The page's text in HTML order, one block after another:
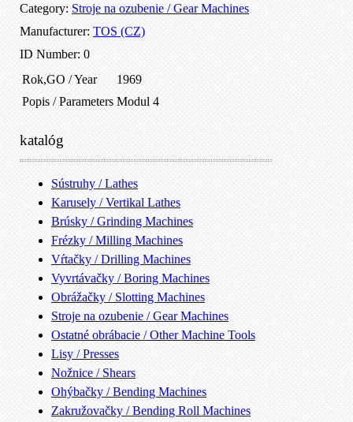
Category:Stroje na ozubenie / Gear Machines
Manufacturer: TOS (CZ)
ID Number:0
Rok,GO / Year
1969
Popis / Parameters Modul 4
katalóg
Sústruhy / Lathes
Karusely / Vertikal Lathes
Brúsky / Grinding Machines
Frézky / Milling Machines
Vŕtačky / Drilling Machines
Vyvrtávačky / Boring Machines
Obrážačky / Slotting Machines
Stroje na ozubenie / Gear Machines
Ostatné obrábacie / Other Machine Tools
Lisy / Presses
Nožnice / Shears
Ohýbačky / Bending Machines
Zakružovačky / Bending Roll Machines